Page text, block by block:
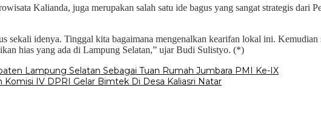
Kalianda, juga merupakan salah satu ide bagus yang sangat strategis dari
sekali idenya. Tinggal kita bagaimana mengenalkan kearifan lokal ini.
hias yang ada di Lampung Selatan,” ujar Budi Sulistyo. (*)
Lampung Selatan Sebagai Tuan Rumah Jumbara PMI Ke-IX
IV DPRI Gelar Bimtek Di Desa Kaliasri Natar